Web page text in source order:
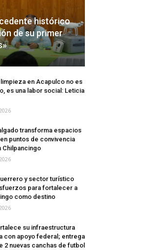
histórico
de su primer
en Acapulco no es
es una labor social: Leticia
transforma espacios
puntos de convivencia
Chilpancingo
y sector turístico
para fortalecer a
como destino
su infraestructura
con apoyo federal; entrega
2 nuevas canchas de futbol